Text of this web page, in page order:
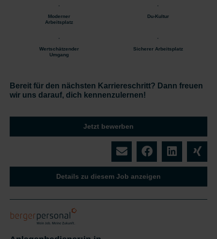
Moderner
Arbeitsplatz
Du-Kultur
Wertschätzender
Umgang
Sicherer Arbeitsplatz
Bereit für den nächsten Karriereschritt? Dann freuen
wir uns darauf, dich kennenzulernen!
Jetzt bewerben
Details zu diesem Job anzeigen